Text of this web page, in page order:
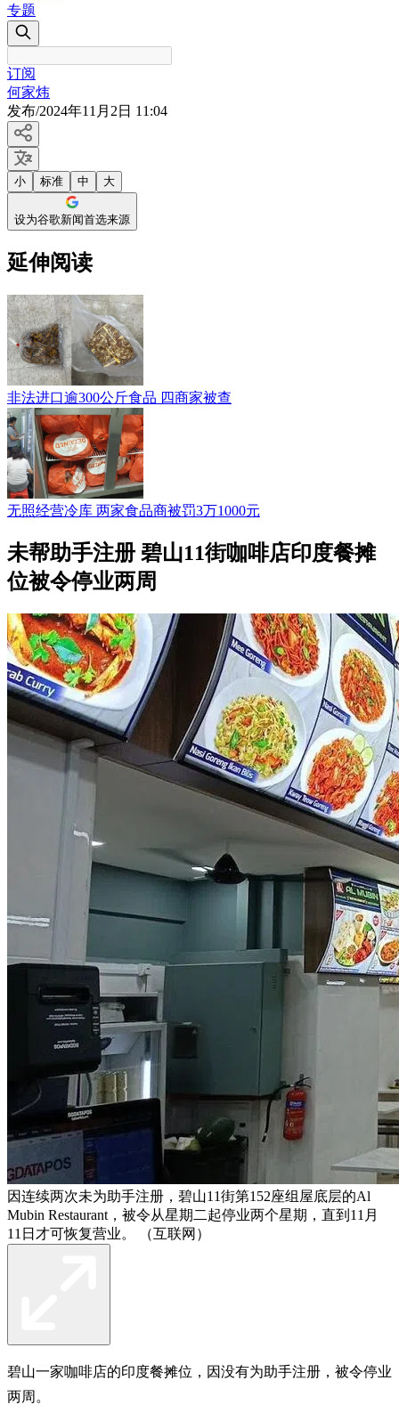
专题
订阅
何家炜
发布/2024年11月2日 11:04
小 标准 中 大
设为谷歌新闻首选来源
延伸阅读
非法进口逾300公斤食品 四商家被查
无照经营冷库 两家食品商被罚3万1000元
未帮助手注册 碧山11街咖啡店印度餐摊
位被令停业两周
因连续两次未为助手注册，碧山11街第152座组屋底层的Al
Mubin Restaurant，被令从星期二起停业两个星期，直到11月
11日才可恢复营业。 （互联网）
碧山一家咖啡店的印度餐摊位，因没有为助手注册，被令停业
两周。